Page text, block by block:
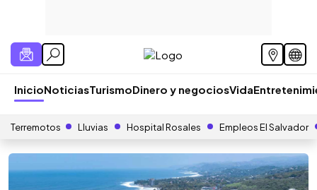
InicioNoticiasTurismoDinero y negociosVida
Terremotos Lluvias Hospital Rosales Empleos El Salvador